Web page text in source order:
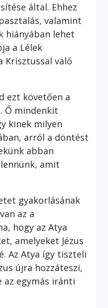
által. Ehhez
valamint
hiányában lehet
a Lélek
Krisztussal való
követően a
Ő mindenkit
kinek milyen
arról a döntést
abban
amit
gyakorlásának
az a
hogy az Atya
amelyeket Jézus
Az Atya így tiszteli
újra hozzáteszi,
az egymás iránti